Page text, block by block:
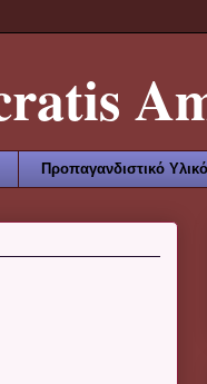
Προπαγανδιστικό Υλικό